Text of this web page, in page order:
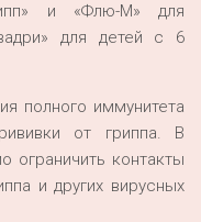
и «Флю-М» для
для детей с 6
полного иммунитета
от гриппа. В
ограничить контакты
и других вирусных